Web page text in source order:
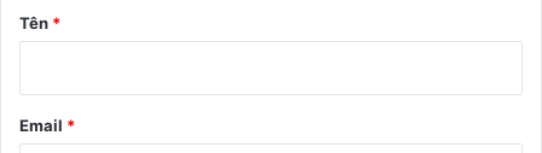
n
Tên *
Email *